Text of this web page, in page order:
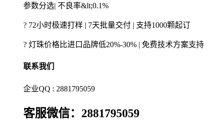
参数分选| 不良率&lt;0.1%
? 72小时极速打样 | 7天批量交付 | 支持1000颗起订
? 灯珠价格比进口品牌低20%-30% | 免费技术方案支持
联系我们
企业QQ : 2881795059
客服微信：2881795059